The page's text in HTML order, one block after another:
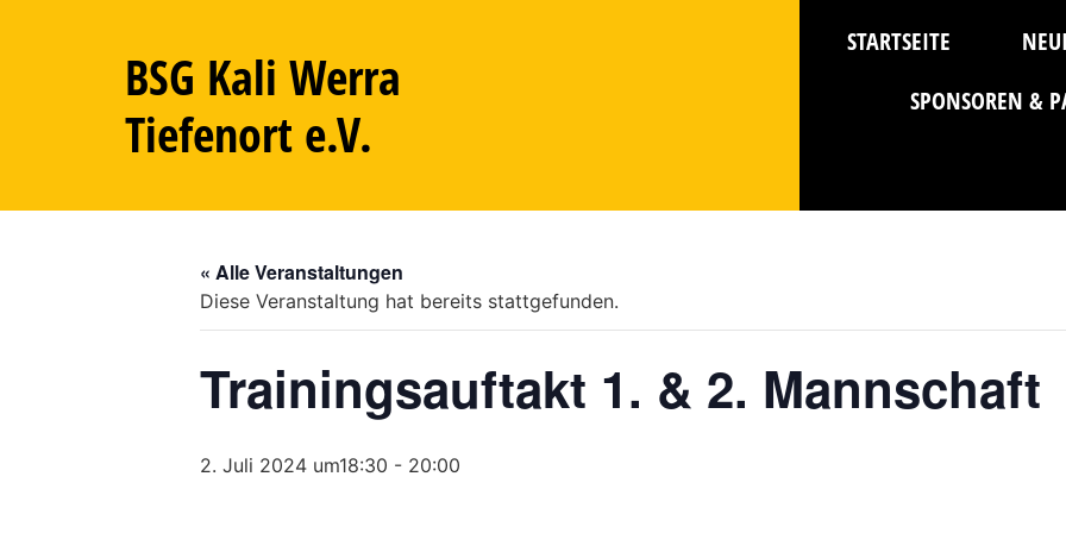
BSG Kali Werra
Tiefenort e.V.
STARTSEITE
SPONSOREN &
« Alle Veranstaltungen
Diese Veranstaltung hat bereits stattgefunden.
Trainingsauftakt 1. & 2. Mannschaft
2. Juli 2024 um18:30 - 20:00